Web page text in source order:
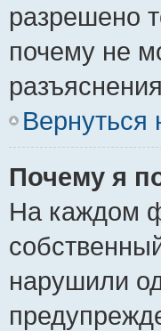
разрешено
почему не
Вернуться
Почему я
На каждом
нарушили